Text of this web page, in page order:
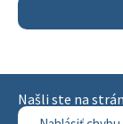
Našli ste na